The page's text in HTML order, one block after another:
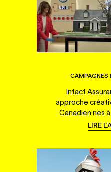
CAMPAGNES
Intact
approche
Canadien·nes
LIRE